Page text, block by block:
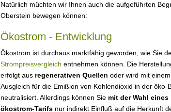
Natürlich müchten wir Ihnen auch die aufgeführten
Oberstein bewegen können:
Ökostrom - Entwicklung
Ökostrom ist durchaus marktfähig geworden, wie Sie
Strompreisvergleich entnehmen können. Die
erfolgt aus regenerativen Quellen oder wird mit einem
Ausgleich für die Emißion von Kohlendioxid in der öko-
neutralisiert. Allerdings können Sie mit der Wahl eines
ökostrom-Tarifs nur indirekt Einfluß auf die Herkunft